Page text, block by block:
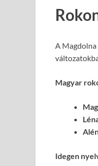
A Magdolna
Magyar
Idegen